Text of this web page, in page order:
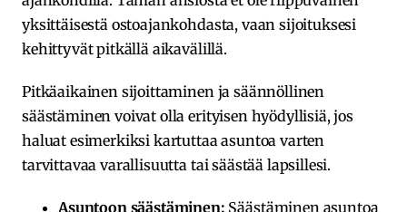
yksittäisestä ostoajankohdasta, vaan sijoituksesi
kehittyvät pitkällä aikavälillä.
Pitkäaikainen sijoittaminen ja säännöllinen
säästäminen voivat olla erityisen hyödyllisiä, jos
haluat esimerkiksi kartuttaa asuntoa varten
tarvittavaa varallisuutta tai säästää lapsillesi.
Asuntoon säästäminen: Säästäminen asuntoa